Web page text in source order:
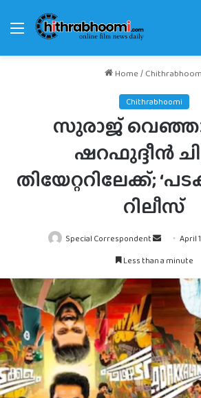
Menu
Home/
Chithrabhoomi
സുരാജ്
ഷറഫുദ്ദീൻ
തിയേറ്ററിലേക്ക്;
റിലീസ്
Special Correspondent
Send April
Less than a minute